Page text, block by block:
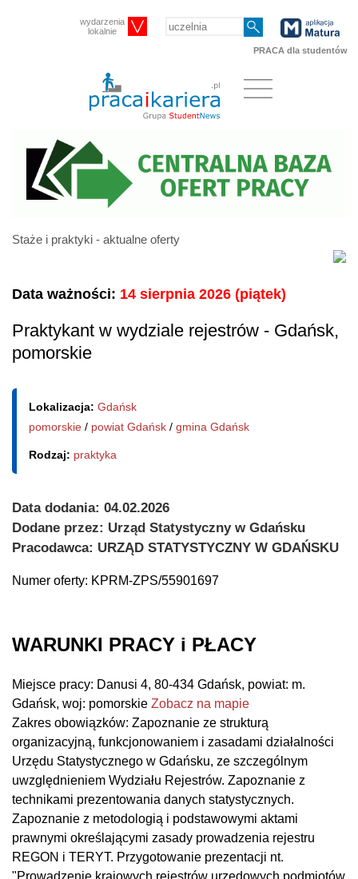
wydarzenia
lokalnie
PRACA dla studentów
Staże i praktyki - aktualne oferty
Data ważności: 14 sierpnia 2026 (piątek)
Praktykant w wydziale rejestrów - Gdańsk,
pomorskie
Lokalizacja: Gdańsk
pomorskie / powiat Gdańsk / gmina Gdańsk
Rodzaj: praktyka
Data dodania: 04.02.2026
Dodane przez: Urząd Statystyczny w Gdańsku
Pracodawca: URZĄD STATYSTYCZNY W GDAŃSKU
Numer oferty: KPRM-ZPS/55901697
WARUNKI PRACY i PŁACY
Miejsce pracy: Danusi 4, 80-434 Gdańsk, powiat: m.
Gdańsk, woj: pomorskie Zobacz na mapie
Zakres obowiązków: Zapoznanie ze strukturą
organizacyjną, funkcjonowaniem i zasadami działalności
Urzędu Statystycznego w Gdańsku, ze szczególnym
uwzględnieniem Wydziału Rejestrów. Zapoznanie z
technikami prezentowania danych statystycznych.
Zapoznanie z metodologią i podstawowymi aktami
prawnymi określającymi zasady prowadzenia rejestru
REGON i TERYT. Przygotowanie prezentacji nt.
"Prowadzenie krajowych rejestrów urzędowych podmiotów